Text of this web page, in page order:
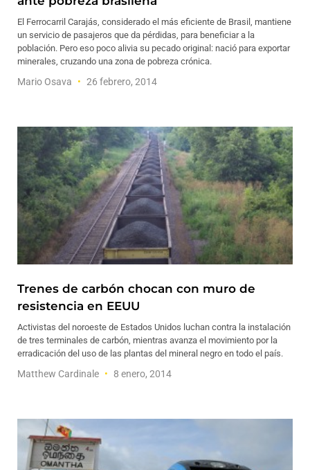
El Ferrocarril Carajás, considerado el más eficiente de Brasil, mantiene
un servicio de pasajeros que da pérdidas, para beneficiar a la
población. Pero eso poco alivia su pecado original: nació para exportar
minerales, cruzando una zona de pobreza crónica.
Mario Osava 26 febrero, 2014
Trenes de carbón chocan con muro de
resistencia en EEUU
Activistas del noroeste de Estados Unidos luchan contra la instalación
de tres terminales de carbón, mientras avanza el movimiento por la
erradicación del uso de las plantas del mineral negro en todo el país.
Matthew Cardinale 8 enero, 2014